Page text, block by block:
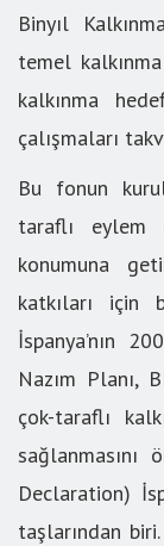
Binyıl
temel
kalkınma
çalışmaları
Bu fonun
taraflı eylem
konumuna
katkıları için
İspanya’nın
Nazım Planı,
çok-taraflı
sağlanmasını
Declaration)
taşlarından biri.